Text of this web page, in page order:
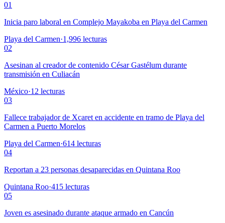
01
Inicia paro laboral en Complejo Mayakoba en Playa del Carmen
Playa del Carmen·1,996 lecturas
02
Asesinan al creador de contenido César Gastélum durante
transmisión en Culiacán
México·12 lecturas
03
Fallece trabajador de Xcaret en accidente en tramo de Playa del
Carmen a Puerto Morelos
Playa del Carmen·614 lecturas
04
Reportan a 23 personas desaparecidas en Quintana Roo
Quintana Roo·415 lecturas
05
Joven es asesinado durante ataque armado en Cancún